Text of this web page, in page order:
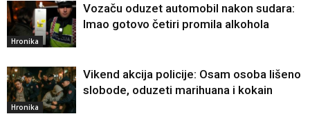
Hronika
Vozaču oduzet automobil nakon sudara:
Imao gotovo četiri promila alkohola
Hronika
Vikend akcija policije: Osam osoba lišeno
slobode, oduzeti marihuana i kokain